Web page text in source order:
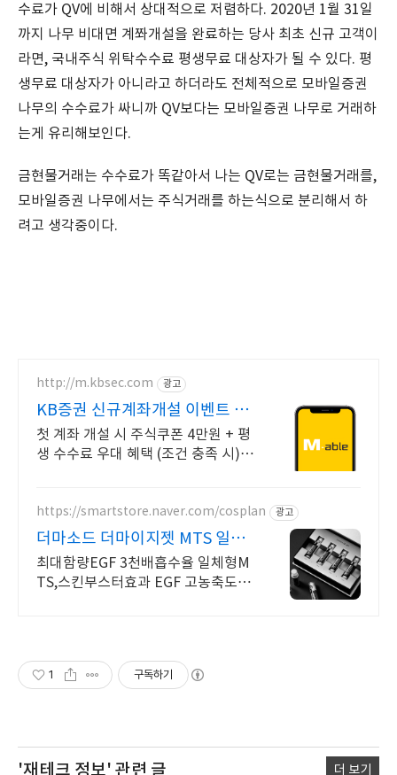
수료가 QV에 비해서 상대적으로 저렴하다. 2020년 1월 31일
까지 나무 비대면 계쫘개설을 완료하는 당사 최초 신규 고객이
라면, 국내주식 위탁수수료 평생무료 대상자가 될 수 있다. 평
생무료 대상자가 아니라고 하더라도 전체적으로 모바일증권
나무의 수수료가 싸니까 QV보다는 모바일증권 나무로 거래하
는게 유리해보인다.
금현물거래는 수수료가 똑같아서 나는 QV로는 금현물거래를,
모바일증권 나무에서는 주식거래를 하는식으로 분리해서 하
려고 생각중이다.
http://m.kbsec.com 광고
KB증권 신규계좌개설 이벤트 국
내주식쿠폰 최대 5만원
첫 계좌 개설 시 주식쿠폰 4만원 + 평
생 수수료 우대 혜택 (조건 충족 시) Y
https://smartstore.naver.com/cosplan 광고
더마소드 더마이지젯 MTS 일체
형 도장앰플 MTS
최대함량EGF 3천배흡수율 일체형M
TS,스킨부스터효과 EGF 고농축도장
1 구독하기
'재테크 정보' 관련 글 더 보기